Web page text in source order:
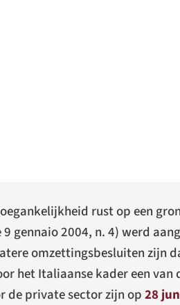
rust op een
9 gennaio 2004, n. 4) werd
omzettingsbesluiten zijn
het Italiaanse kader een
de private sector zijn op28